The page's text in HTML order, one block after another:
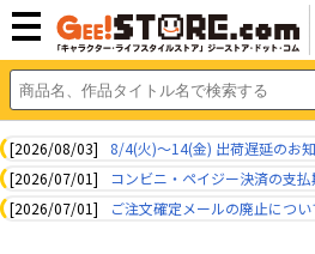
[2026/08/03]
8/4(火)～14(金) 出荷遅延のお
[2026/07/01]
コンビニ・ペイジー決済の支
[2026/07/01]
ご注文確定メールの廃止につい